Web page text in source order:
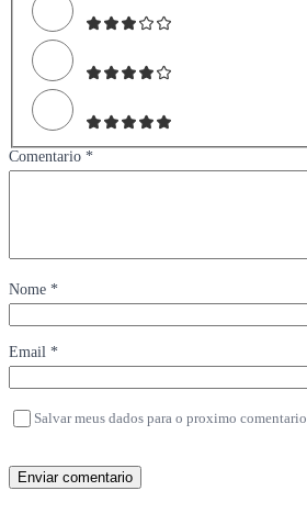
Comentario *
Nome *
Email *
Salvar meus dados para o proximo comentario
Enviar comentario